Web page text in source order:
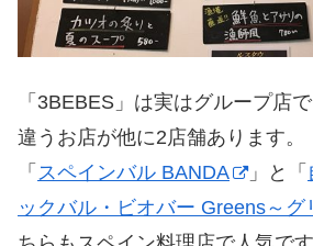
「3BEBES」は実はグループ店
違うお店が他に2店舗あります。
「 スペインバル BANDA 」と「
ックバル・ビオバー Greens～グ